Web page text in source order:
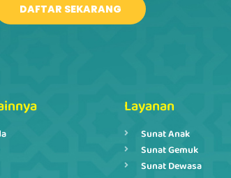
DAFTAR SEKARANG
Layanan
Sunat Anak
Sunat Gemuk
Sunat Dewasa